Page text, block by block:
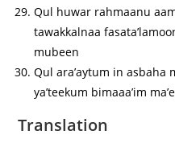
Qul huwar rahmaanu
tawakkalnaa
mubeen
Qul ara’aytum in asbaha
ya’teekum bimaaa’im
Translation